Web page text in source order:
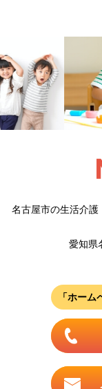
名古屋市の生活介護
愛知県
「ホー